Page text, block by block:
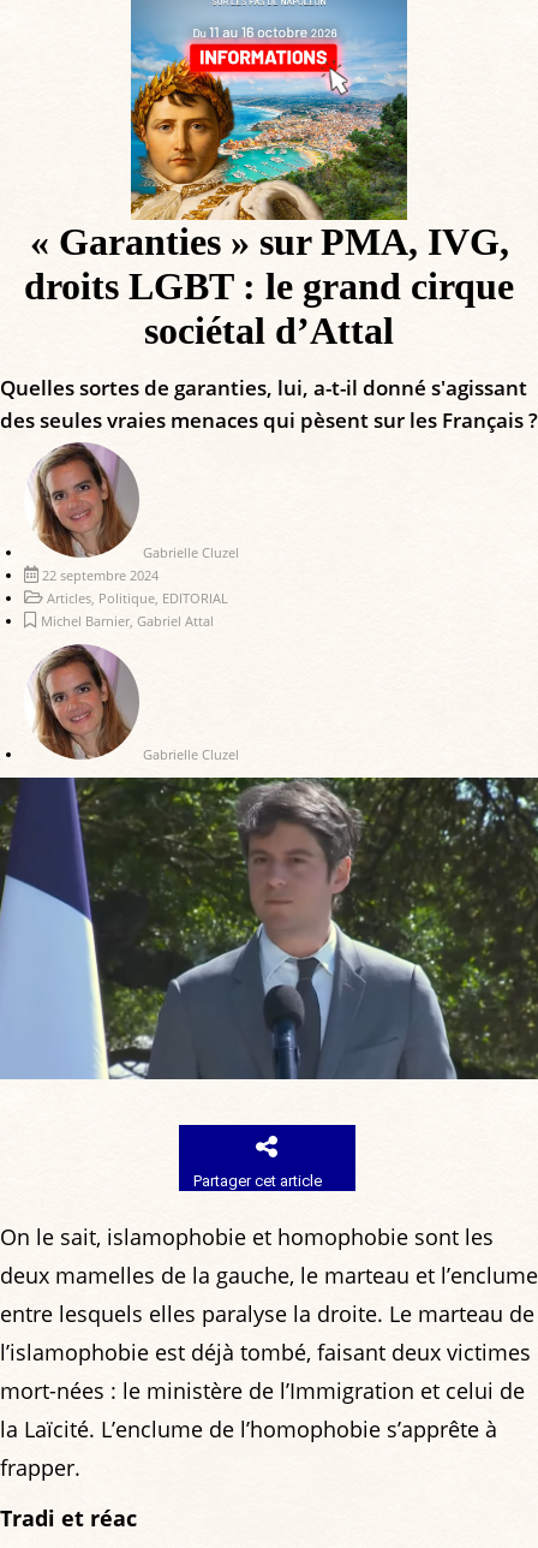
« Garanties » sur PMA, IVG,
droits LGBT : le grand cirque
sociétal d’Attal
Quelles sortes de garanties, lui, a-t-il donné s'agissant
des seules vraies menaces qui pèsent sur les Français ?
Gabrielle Cluzel
22 septembre 2024
Articles Politique EDITORIAL
Michel Barnier Gabriel Attal
Gabrielle Cluzel
Partager cet article
On le sait, islamophobie et homophobie sont les
deux mamelles de la gauche, le marteau et l’enclume
entre lesquels elles paralyse la droite. Le marteau de
l’islamophobie est déjà tombé, faisant deux victimes
mort-nées : le ministère de l’Immigration et celui de
la Laïcité. L’enclume de l’homophobie s’apprête à
frapper.
Tradi et réac